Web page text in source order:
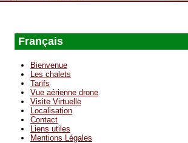
Français
Bienvenue
Les chalets
Tarifs
Vue aérienne drone
Visite Virtuelle
Localisation
Contact
Liens utiles
Mentions Légales